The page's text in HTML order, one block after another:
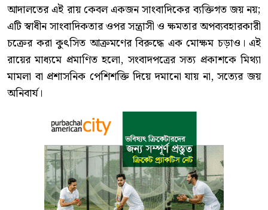
আদালতের এই রায় কেবল একজন সাংবাদিকের ব্যক্তিগত জয় নয়;
এটি স্বাধীন সাংবাদিকতার ওপর সন্ত্রাসী ও ক্ষমতার অপব্যবহারকারী
চক্রের করা কুৎসিত আক্রমণের বিরুদ্ধে এক মোক্ষম চড়াও। এই
রায়ের মাধ্যমে প্রমাণিত হলো, সংবাদপত্রের সত্য প্রকাশকে মিথ্যা
মামলা বা প্রশাসনিক পেশিশক্তি দিয়ে দমানো যায় না, সত্যের জয়
অনিবার্য।